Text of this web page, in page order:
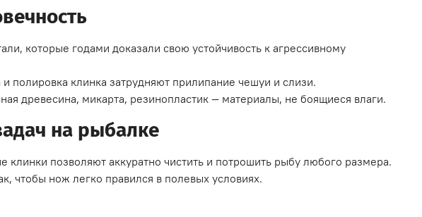
которые годами доказали свою устойчивость к агрессивному
полировка клинка затрудняют прилипание чешуи и слизи.
древесина, микарта, резинопластик — материалы, не боящиеся влаги.
на рыбалке
клинки позволяют аккуратно чистить и потрошить рыбу любого размера.
чтобы нож легко правился в полевых условиях.